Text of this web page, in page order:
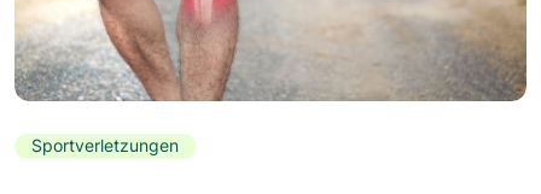
Sportverletzungen